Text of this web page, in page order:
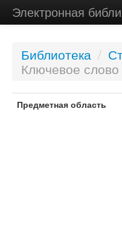
Электронная
Библиотека /
Ключевое
Предметная область